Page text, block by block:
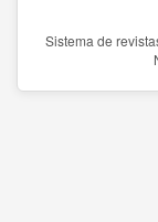
Sistema de